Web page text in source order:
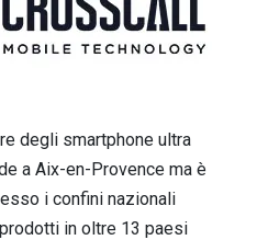
degli smartphone ultra
a Aix-en-Provence ma è
i confini nazionali
in oltre 13 paesi